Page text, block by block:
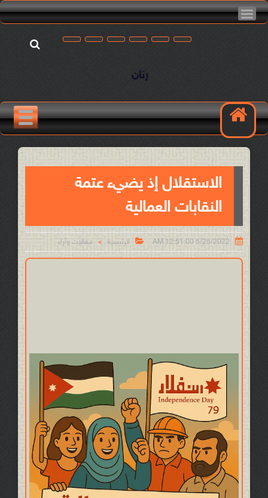
رنان
الاستقلال إذ يضيء عتمة
النقابات العمالية

5/25/2022 12:51:00 AM
 الرئيسية > مقالات وآراء